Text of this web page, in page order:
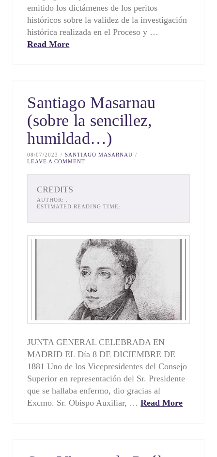
emitido los dictámenes de los peritos
históricos sobre la validez de la investigación
histórica realizada en el Proceso y …
Read More
Santiago Masarnau
(sobre la sencillez,
humildad…)
08/07/2023
SANTIAGO MASARNAU
LEAVE A COMMENT
CREDITS
AUTHOR:
ESTIMATED READING TIME:
JUNTA GENERAL CELEBRADA EN
MADRID EL Día 8 DE DICIEMBRE DE
1881 Uno de los Vicepresidentes del Consejo
Superior en representación del Sr. Presidente
que se hallaba enfermo, dio gracias al
Excmo. Sr. Obispo Auxiliar, …Read More